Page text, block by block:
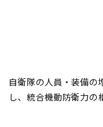
自衛隊の人員・装備の
し、統合機動防衛力の